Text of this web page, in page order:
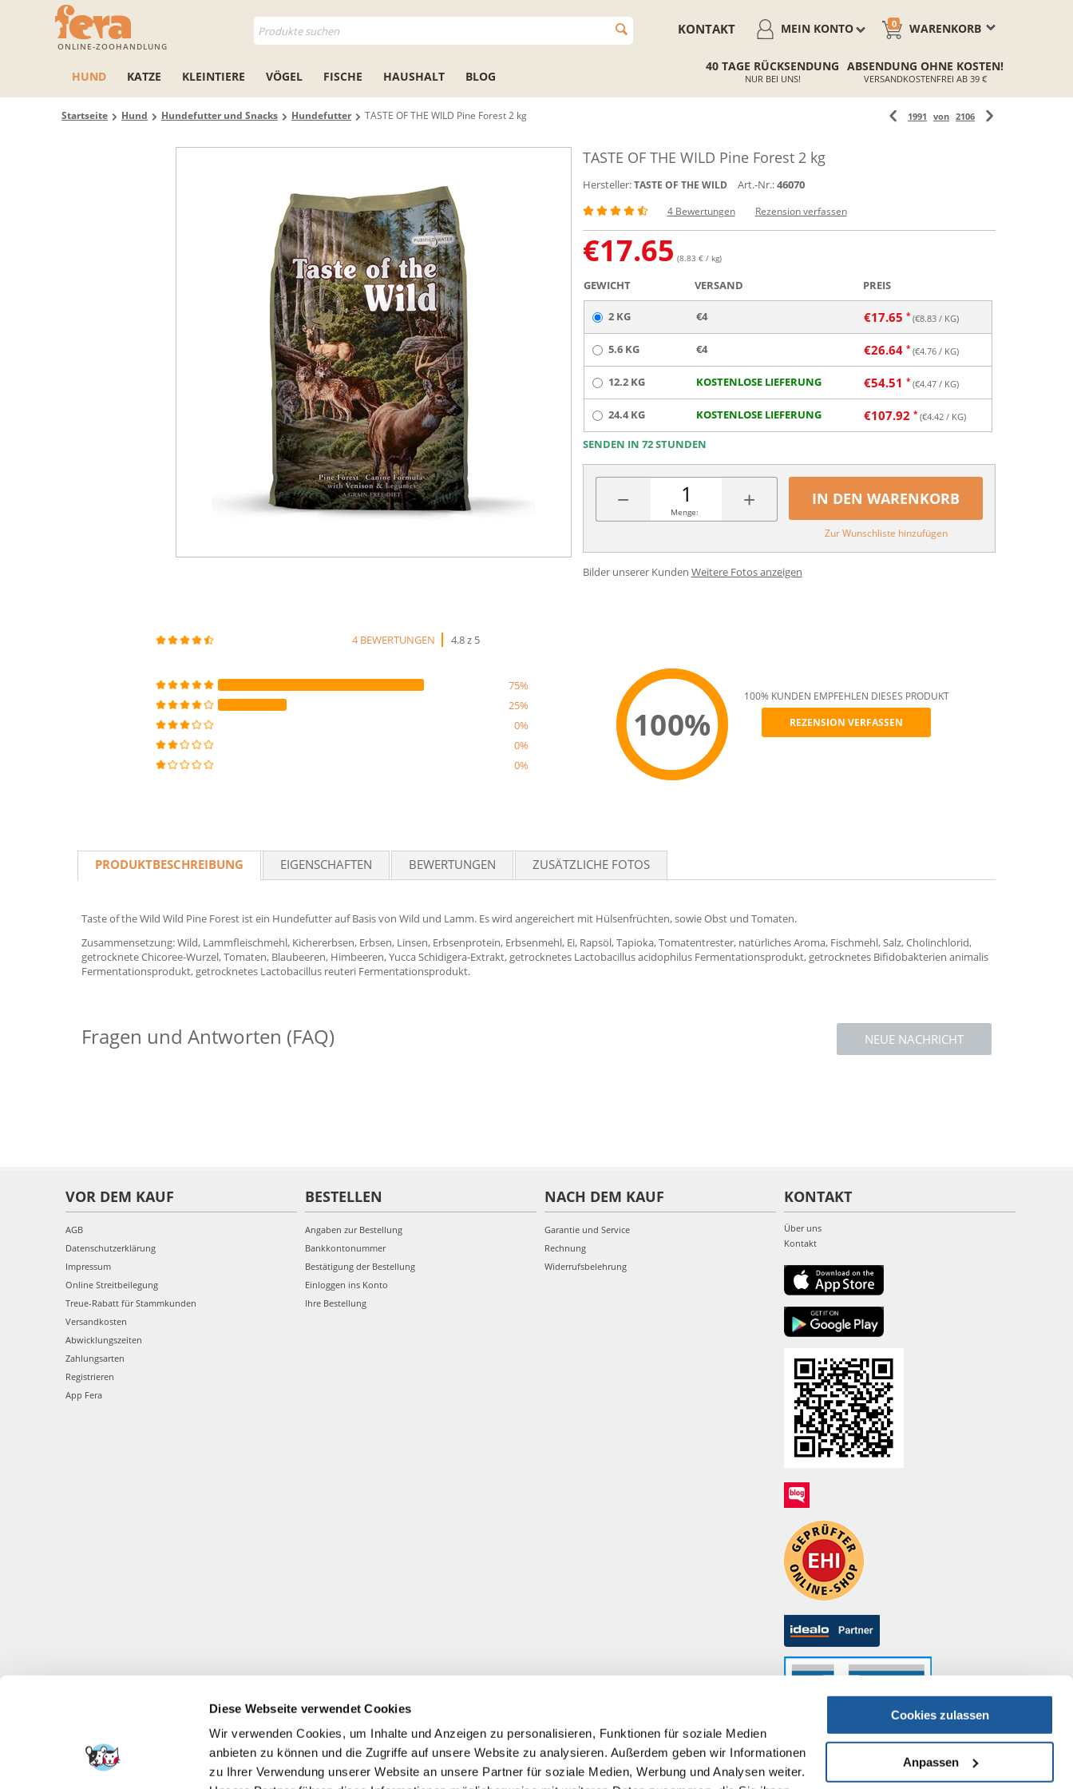
Diese Webseite verwendet Cookies
Wir verwenden Cookies, um Inhalte und Anzeigen zu personalisieren, Funktionen für soziale Medien
anbieten zu können und die Zugriffe auf unsere Website zu analysieren. Außerdem geben wir Informationen
zu Ihrer Verwendung unserer Website an unsere Partner für soziale Medien, Werbung und Analysen weiter.
Cookies zulassen
Anpassen
ONLINE-ZOOHANDLUNG
WARENKORB
0
MEIN KONTO
KONTAKT
HUND KATZE KLEINTIERE VÖGEL FISCHE HAUSHALT BLOG
40 TAGE RÜCKSENDUNG
NUR BEI UNS!
ABSENDUNG OHNE KOSTEN!
VERSANDKOSTENFREI AB 39 €
Startseite Hund Hundefutter und Snacks Hundefutter TASTE OF THE WILD Pine Forest 2 kg 1991 von 2106
TASTE OF THE WILD Pine Forest 2 kg
Hersteller: TASTE OF THE WILD Art.-Nr.:46070
4 Bewertungen Rezension verfassen
€17.65 (8.83 € / kg)
GEWICHT VERSAND PREIS
2 KG €4 €17.65 (€8.83/ KG)
5.6 KG €4 €26.64 (€4.76/ KG)
12.2 KG KOSTENLOSE LIEFERUNG €54.51 (€4.47/ KG)
24.4 KG KOSTENLOSE LIEFERUNG €107.92 (€4.42/ KG)
SENDEN IN 72 STUNDEN
− +
Menge:
IN DEN WARENKORB
Zur Wunschliste hinzufügen
Bilder unserer Kunden Weitere Fotos anzeigen
4 BEWERTUNGEN 4.8 z 5
75%
25%
0%
0%
0%
100%
Recommend
100% KUNDEN EMPFEHLEN DIESES PRODUKT
REZENSION VERFASSEN
PRODUKTBESCHREIBUNG EIGENSCHAFTEN BEWERTUNGEN ZUSÄTZLICHE FOTOS
Taste of the Wild Wild Pine Forest ist ein Hundefutter auf Basis von Wild und Lamm. Es wird angereichert mit Hülsenfrüchten, sowie Obst und Tomaten.
Zusammensetzung: Wild, Lammfleischmehl, Kichererbsen, Erbsen, Linsen, Erbsenprotein, Erbsenmehl, Ei, Rapsöl, Tapioka, Tomatentrester, natürliches Aroma, Fischmehl, Salz, Cholinchlorid,
getrocknete Chicoree-Wurzel, Tomaten, Blaubeeren, Himbeeren, Yucca Schidigera-Extrakt, getrocknetes Lactobacillus acidophilus Fermentationsprodukt, getrocknetes Bifidobakterien animalis
Fermentationsprodukt, getrocknetes Lactobacillus reuteri Fermentationsprodukt.
NEUE NACHRICHT
Fragen und Antworten (FAQ)
VOR DEM KAUF
AGB
Datenschutzerklärung
Impressum
Online Streitbeilegung
Treue-Rabatt für Stammkunden
Versandkosten
Abwicklungszeiten
Zahlungsarten
Registrieren
App Fera
BESTELLEN
Angaben zur Bestellung
Bankkontonummer
Bestätigung der Bestellung
Einloggen ins Konto
Ihre Bestellung
NACH DEM KAUF
Garantie und Service
Rechnung
Widerrufsbelehrung
KONTAKT
Über uns
Kontakt